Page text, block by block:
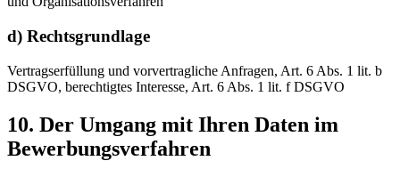
d) Rechtsgrundlage
Vertragserfüllung und vorvertragliche Anfragen, Art. 6 Abs. 1 lit. b
DSGVO, berechtigtes Interesse, Art. 6 Abs. 1 lit. f DSGVO
10. Der Umgang mit Ihren Daten im
Bewerbungs­verfahren